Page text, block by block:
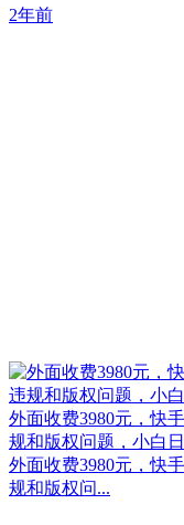
2年前
外面收费3980元，快
规和版权问题，小白
外面收费3980元，快
规和版权问...